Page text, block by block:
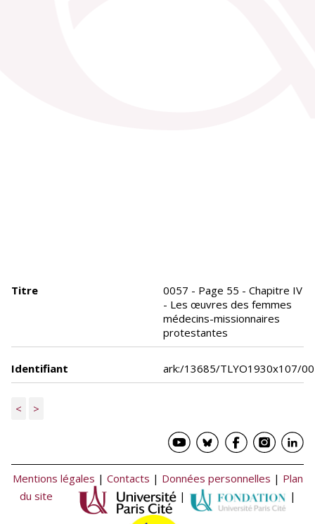
Titre
0057 - Page 55 - Chapitre IV
- Les œuvres des femmes
médecins-missionnaires
protestantes
Identifiant ark:/13685/TLYO1930x107/
< >
Mentions légales | Contacts | Données personnelles | Plan
du site
| |